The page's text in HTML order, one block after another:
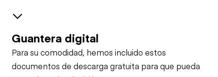
Safety
Oil Sample Analysis (engine)
Guantera digital
Para su comodidad, hemos incluido estos
documentos de descarga gratuita para que pueda